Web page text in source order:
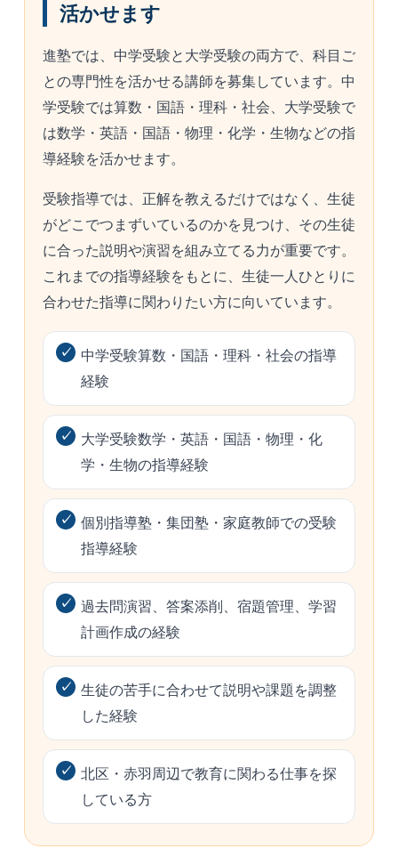
活かせます
進塾では、中学受験と大学受験の両方で、科目ご
との専門性を活かせる講師を募集しています。中
学受験では算数・国語・理科・社会、大学受験で
は数学・英語・国語・物理・化学・生物などの指
導経験を活かせます。
受験指導では、正解を教えるだけではなく、生徒
がどこでつまずいているのかを見つけ、その生徒
に合った説明や演習を組み立てる力が重要です。
これまでの指導経験をもとに、生徒一人ひとりに
合わせた指導に関わりたい方に向いています。
中学受験算数・国語・理科・社会の指導
経験
大学受験数学・英語・国語・物理・化
学・生物の指導経験
個別指導塾・集団塾・家庭教師での受験
指導経験
過去問演習、答案添削、宿題管理、学習
計画作成の経験
生徒の苦手に合わせて説明や課題を調整
した経験
北区・赤羽周辺で教育に関わる仕事を探
している方